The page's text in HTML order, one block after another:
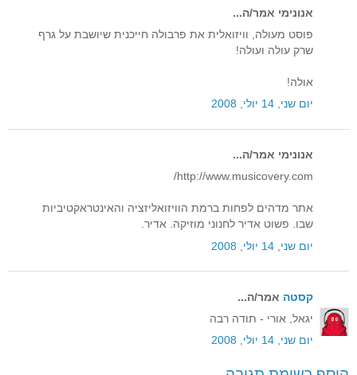
אנונימי אמר/ה...
פוסט מעולה, וויזואלית את פרבולה חייכנית שיושבת על גרף
שרק עולה ועולה!
אולה!
יום שני, 14 יולי, 2008
אנונימי אמר/ה...
http://www.musicovery.com/
אתר מדהים לפחות ברמת הוויזואליזציה והאינטראקטיביות
שבו. פשוט אדיר לחנוני מוזיקה. אדיר.
יום שני, 14 יולי, 2008
קסטה אמר/ה...
יגאל, אורי - תודה רבה
יום שני, 14 יולי, 2008